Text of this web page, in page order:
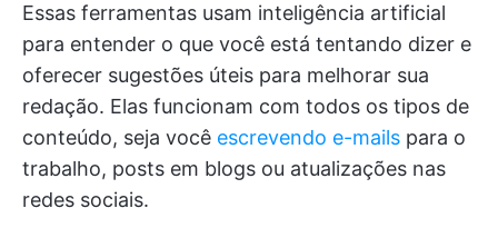
Essas ferramentas usam inteligência artificial
para entender o que você está tentando dizer e
oferecer sugestões úteis para melhorar sua
redação. Elas funcionam com todos os tipos de
conteúdo, seja você escrevendo e-mails para o
trabalho, posts em blogs ou atualizações nas
redes sociais.